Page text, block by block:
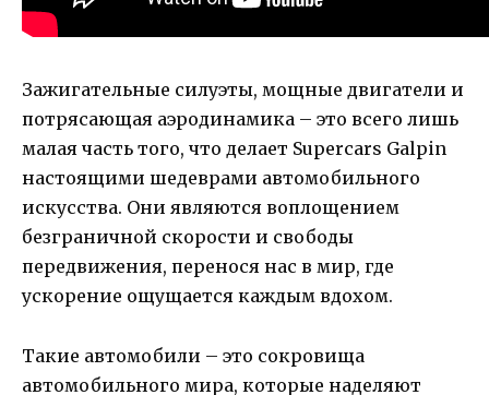
Зажигательные силуэты, мощные двигатели и
потрясающая аэродинамика – это всего лишь
малая часть того, что делает Supercars Galpin
настоящими шедеврами автомобильного
искусства. Они являются воплощением
безграничной скорости и свободы
передвижения, перенося нас в мир, где
ускорение ощущается каждым вдохом.
Такие автомобили – это сокровища
автомобильного мира, которые наделяют